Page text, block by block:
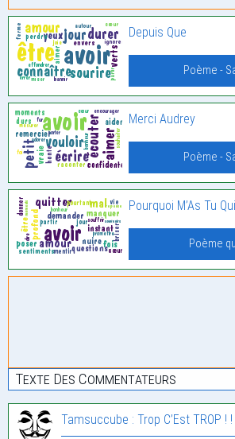
Depuis Que
Poème -
Merci Audrey
Poème -
Pourquoi M’As Tu
Poème
Texte Des Commentateurs
Tamsuccube : Trop C’Est TROP ! !